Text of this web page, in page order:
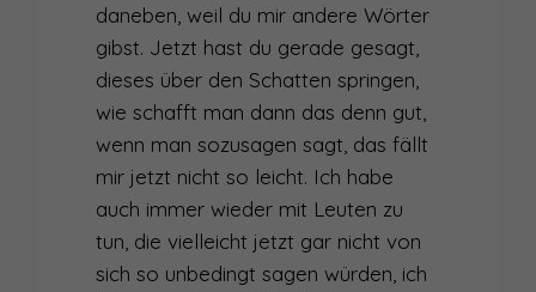
daneben, weil du mir andere Wörter
gibst. Jetzt hast du gerade gesagt,
dieses über den Schatten springen,
wie schafft man dann das denn gut,
wenn man sozusagen sagt, das fällt
mir jetzt nicht so leicht. Ich habe
auch immer wieder mit Leuten zu
tun, die vielleicht jetzt gar nicht von
sich so unbedingt sagen würden, ich